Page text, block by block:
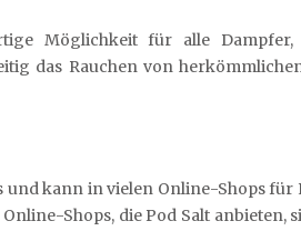
Möglichkeit für alle
das Rauchen von
und kann in vielen Online-Shops
Shops, die Pod Salt anbieten,